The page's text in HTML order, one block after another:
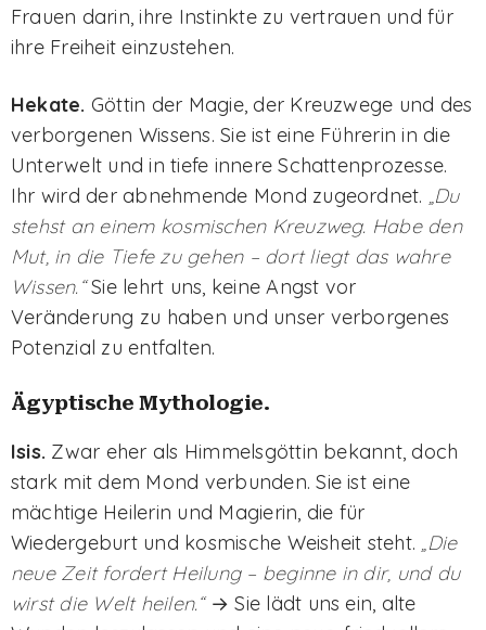
Frauen darin, ihre Instinkte zu vertrauen und für
ihre Freiheit einzustehen.
Hekate. Göttin der Magie, der Kreuzwege und des
verborgenen Wissens. Sie ist eine Führerin in die
Unterwelt und in tiefe innere Schattenprozesse.
Ihr wird der abnehmende Mond zugeordnet. „Du
stehst an einem kosmischen Kreuzweg. Habe den
Mut, in die Tiefe zu gehen – dort liegt das wahre
Wissen.“Sie lehrt uns, keine Angst vor
Veränderung zu haben und unser verborgenes
Potenzial zu entfalten.
Ägyptische Mythologie.
Isis. Zwar eher als Himmelsgöttin bekannt, doch
stark mit dem Mond verbunden. Sie ist eine
mächtige Heilerin und Magierin, die für
Wiedergeburt und kosmische Weisheit steht.
„Die
neue Zeit fordert Heilung – beginne in dir, und du
wirst die Welt heilen.“→ Sie lädt uns ein, alte